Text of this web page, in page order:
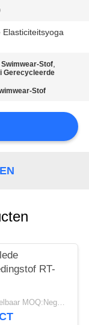
Stof,
Gerecycleerde
Stof
RT-
Onderhandelbaar MOQ:Negotiable